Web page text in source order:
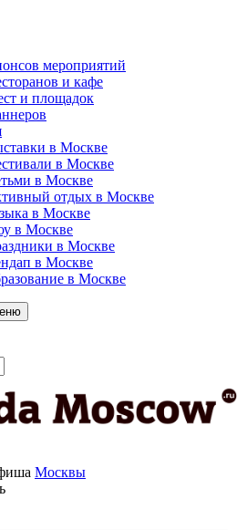
мероприятий
и кафе
и площадок
в Москве
в Москве
в Москве
отдых в Москве
в Москве
в Москве
в Москве
в Москве
в Москве
Москвы